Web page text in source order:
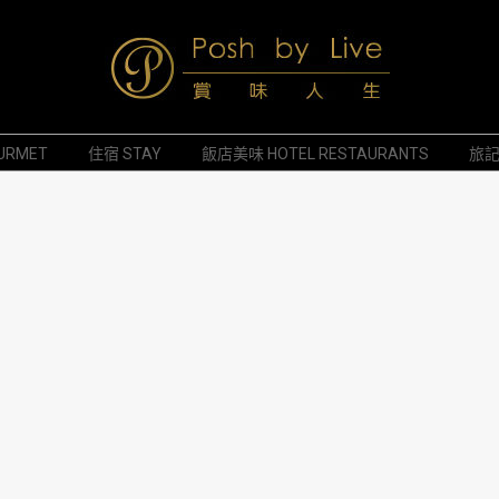
Posh
住宿 STAY 飯店美味 HOTEL RESTAURANTS 旅記